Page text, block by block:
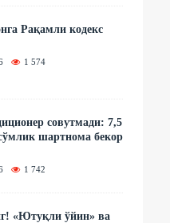
Рақамли кодекс
1 574
совутмади: 7,5
шартнома бекор
1 742
«Ютуқли ўйин» ва